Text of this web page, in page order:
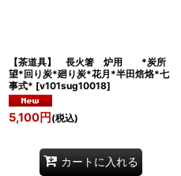
【茶道具】 長火箸 炉用 *炭所
望*回り炭*廻り炭*花月*半田焙烙*七
事式* [v101sug10018]
5,100円 (税込)
カートに入れる